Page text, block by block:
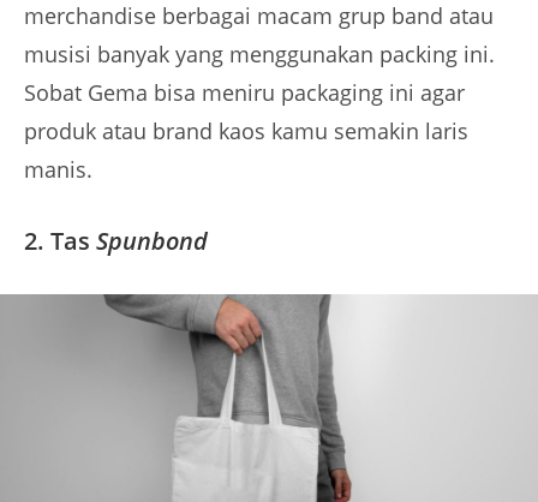
merchandise berbagai macam grup band atau
musisi banyak yang menggunakan packing ini.
Sobat Gema bisa meniru packaging ini agar
produk atau brand kaos kamu semakin laris
manis.
2. Tas Spunbond